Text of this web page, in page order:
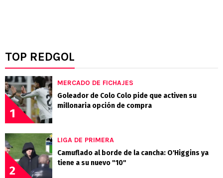
TOP REDGOL
1
MERCADO DE FICHAJES
Goleador de Colo Colo pide que activen su
millonaria opción de compra
2
LIGA DE PRIMERA
Camuflado al borde de la cancha: O'Higgins ya
tiene a su nuevo "10"